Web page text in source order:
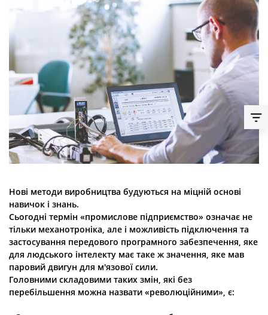
Нові методи виробництва будуються на міцній основі
навичок і знань.
Сьогодні термін «промислове підприємство» означає не
тільки механотроніка, але і можливість підключення та
застосування передового програмного забезпечення, яке
для людського інтелекту має таке ж значення, яке мав
паровий двигун для м'язової сили.
Головними складовими таких змін, які без
перебільшення можна назвати «революційними», є: